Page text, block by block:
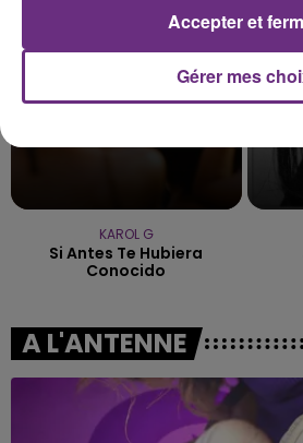
KAROL G
Si Antes Te Hubiera
Conocido
A L'ANTENNE
Gérer mes
Accepter et